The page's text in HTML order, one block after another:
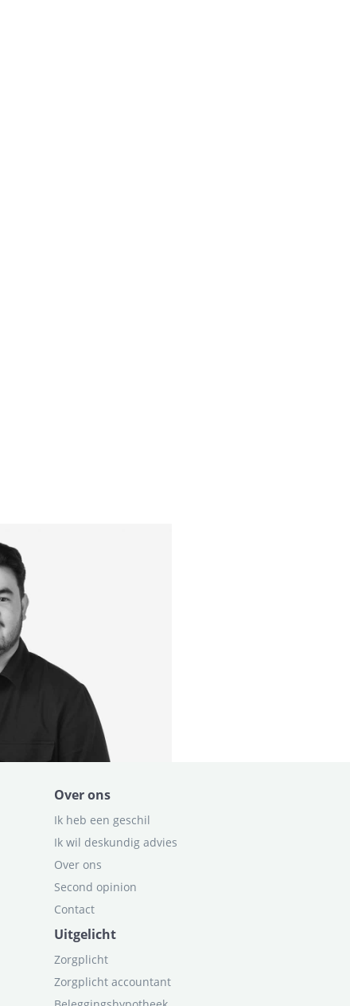
Over ons
Ik heb een geschil
Ik wil deskundig advies
Over ons
Second opinion
Contact
Uitgelicht
Zorgplicht
Zorgplicht accountant